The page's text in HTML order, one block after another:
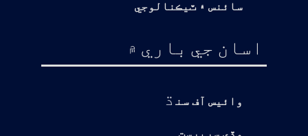
سائنس ۽ ٽيڪنالوجي
اسان جي باري ۾
وائيس آف سن ڌ